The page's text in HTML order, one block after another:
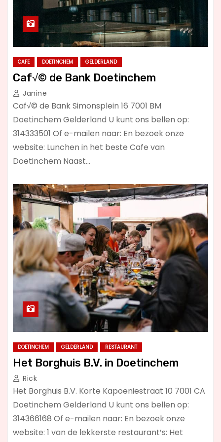
CAFE DOETINCHEM GELDERLAND
Caf√© de Bank Doetinchem
Janine
Caf√© de Bank Simonsplein 16 7001 BM
Doetinchem Gelderland U kunt ons bellen op:
314333501 Of e-mailen naar: En bezoek onze
website: Lunchen in het beste Cafe van
Doetinchem Naast…
DOETINCHEM GELDERLAND RESTAURANT
Het Borghuis B.V. in Doetinchem
Rick
Het Borghuis B.V. Korte Kapoeniestraat 10 7001 CA
Doetinchem Gelderland U kunt ons bellen op:
314366168 Of e-mailen naar: En bezoek onze
website: 1 van de lekkerste restaurant’s: Het